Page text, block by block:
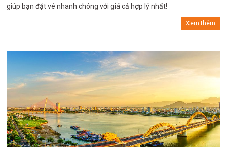
giúp bạn đặt vé nhanh chóng với giá cả hợp lý nhất!
Xem thêm